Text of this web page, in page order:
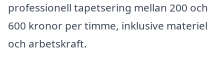
professionell tapetsering mellan 200 och
600 kronor per timme, inklusive materiel
och arbetskraft.